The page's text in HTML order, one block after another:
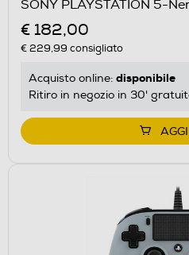
SONY PLAYSTATION 5-
€ 182,00
€ 229,99 consigliato
Acquisto online: disponibile
Ritiro in negozio in 30'